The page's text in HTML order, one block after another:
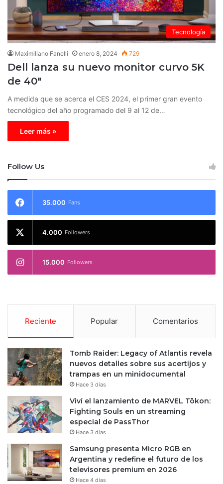
Tecnología
Maximiliano Fanelli enero 8, 2024 729
Dell lanza su nuevo monitor curvo 5K
de 40″
A medida que se acerca el CES 2024, el primer gran evento
tecnológico del año programado del 9 al 12 de…
Leer más »
Follow Us
35.000 Fans
4.000 Followers
15.000 Followers
Reciente Popular Comentarios
Tomb Raider: Legacy of Atlantis revela
nuevos detalles sobre sus acertijos y
trampas en un minidocumental
Hace 3 días
Viví el lanzamiento de MARVEL Tōkon:
Fighting Souls en un streaming
especial de PassThor
Hace 3 días
Samsung presenta Micro RGB en
Argentina y redefine el futuro de los
televisores premium en 2026
Hace 4 días